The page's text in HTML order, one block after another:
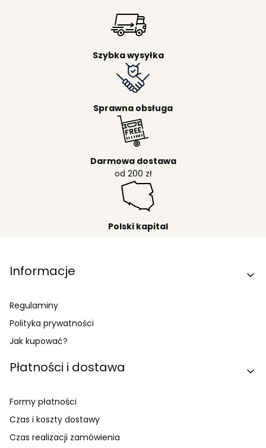
Szybka wysyłka
Sprawna obsługa
Darmowa dostawa
od 200 zł
Polski kapital
Linki w stopce
Informacje
Regulaminy
Polityka prywatności
Jak kupować?
Płatności i dostawa
Formy płatności
Czas i koszty dostawy
Czas realizacji zamówienia